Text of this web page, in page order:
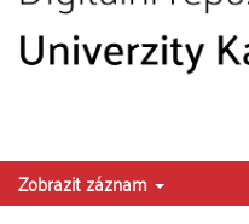
Zobrazit záznam